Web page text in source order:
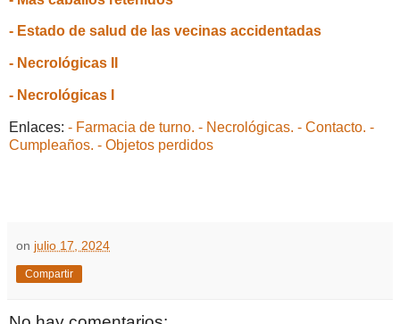
- Estado de salud de las vecinas accidentadas
- Necrológicas II
- Necrológicas I
Enlaces: - Farmacia de turno. - Necrológicas. - Contacto. -
Cumpleaños. - Objetos perdidos
on julio 17, 2024
Compartir